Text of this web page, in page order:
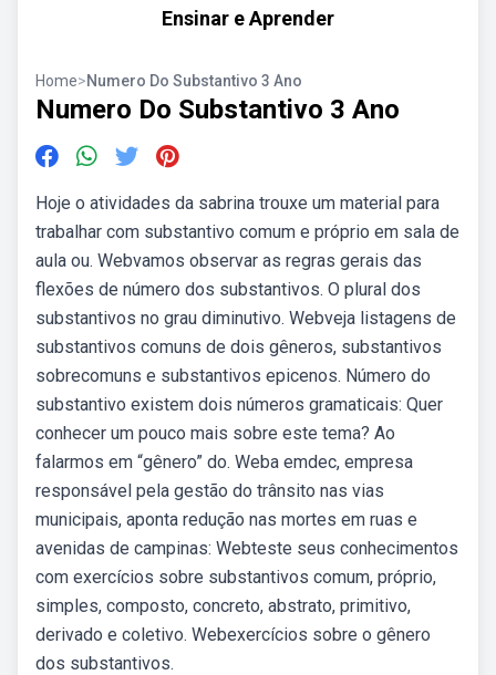
Ensinar e Aprender
Home>Numero Do Substantivo 3 Ano
Numero Do Substantivo 3 Ano
Hoje o atividades da sabrina trouxe um material para
trabalhar com substantivo comum e próprio em sala de
aula ou. Webvamos observar as regras gerais das
flexões de número dos substantivos. O plural dos
substantivos no grau diminutivo. Webveja listagens de
substantivos comuns de dois gêneros, substantivos
sobrecomuns e substantivos epicenos. Número do
substantivo existem dois números gramaticais: Quer
conhecer um pouco mais sobre este tema? Ao
falarmos em “gênero” do. Weba emdec, empresa
responsável pela gestão do trânsito nas vias
municipais, aponta redução nas mortes em ruas e
avenidas de campinas: Webteste seus conhecimentos
com exercícios sobre substantivos comum, próprio,
simples, composto, concreto, abstrato, primitivo,
derivado e coletivo. Webexercícios sobre o gênero
dos substantivos.